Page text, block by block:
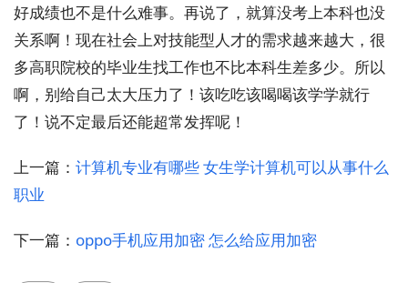
好成绩也不是什么难事。再说了，就算没考上本科也没
关系啊！现在社会上对技能型人才的需求越来越大，很
多高职院校的毕业生找工作也不比本科生差多少。所以
啊，别给自己太大压力了！该吃吃该喝喝该学学就行
了！说不定最后还能超常发挥呢！
上一篇： 计算机专业有哪些 女生学计算机可以从事什么
职业
下一篇： oppo手机应用加密 怎么给应用加密